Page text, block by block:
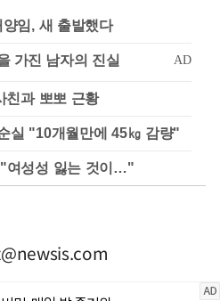
임, 새 출발했다
친과 뽀뽀 근황
실 "10개월만에 45㎏ 감량"
"여성성 잃는 것이…"